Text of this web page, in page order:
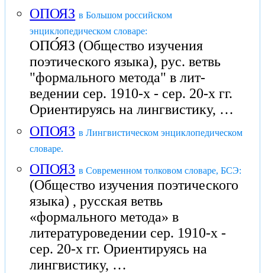
ОПОЯЗ в Большом российском
энциклопедическом словаре:
ОПО́ЯЗ (Общество изучения
поэтического языка), рус. ветвь
"формального метода" в лит-
ведении сер. 1910-х - сер. 20-х гг.
Ориентируясь на лингвистику, …
ОПОЯЗ в Лингвистическом энциклопедическом
словаре.
ОПОЯЗ в Современном толковом словаре, БСЭ:
(Общество изучения поэтического
языка) , русская ветвь
«формального метода» в
литературоведении сер. 1910-х -
сер. 20-х гг. Ориентируясь на
лингвистику, …